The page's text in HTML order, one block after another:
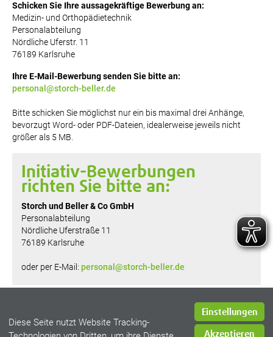
Schicken Sie Ihre aussagekräftige Bewerbung an:
Medizin- und Orthopädietechnik
Personalabteilung
Nördliche Uferstr. 11
76189 Karlsruhe
Ihre E-Mail-Bewerbung senden Sie bitte an:
personal@storch-beller.de
Bitte schicken Sie möglichst nur ein bis maximal drei Anhänge,
bevorzugt Word- oder PDF-Dateien, idealerweise jeweils nicht
größer als 5 MB.
Initiativ-Bewerbungen
richten Sie bitte an:
Storch und Beller & Co GmbH
Personalabteilung
Nördliche Uferstraße 11
76189 Karlsruhe
oder per E-Mail: personal@storch-beller.de
Diese Seite nutzt Website Tracking-
Einstellungen
Akzeptieren